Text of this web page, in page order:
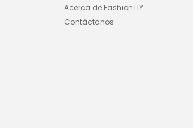
Acerca de FashionTIY
Contáctanos